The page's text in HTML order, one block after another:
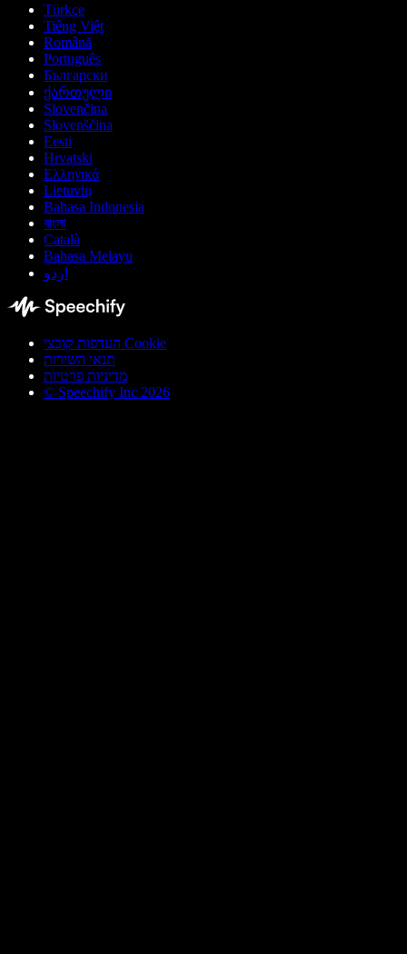
Türkçe
Tiếng Việt
Română
Português
Български
ქართული
Slovenčina
Slovenščina
Eesti
Hrvatski
Ελληνικά
Lietuvių
Bahasa Indonesia
বাংলা
Català
Bahasa Melayu
اردو
העדפות קובצי Cookie
תנאי השירות
מדיניות פרטיות
© Speechify Inc 2026